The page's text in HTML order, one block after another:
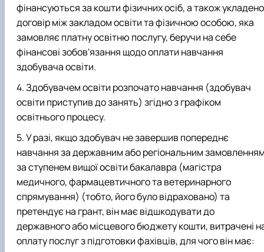
фінансуються за кошти фізичних осіб, а також укладено
договір між закладом освіти та фізичною особою, яка
замовляє платну освітню послугу, беручи на себе
фінансові зобов'язання щодо оплати навчання
здобувача освіти.
Здобувачем освіти розпочато навчання (здобувач
освіти приступив до занять) згідно з графіком
освітнього процесу.
У разі, якщо здобувач не завершив попереднє
навчання за державним або регіональним
за ступенем вищої освіти бакалавра (магістра
медичного, фармацевтичного та ветеринарного
спрямування) (тобто, його було відраховано) та
претендує на грант, він має відшкодувати до
державного або місцевого бюджету кошти, витрачені
оплату послуг з підготовки фахівців, для чого він має: